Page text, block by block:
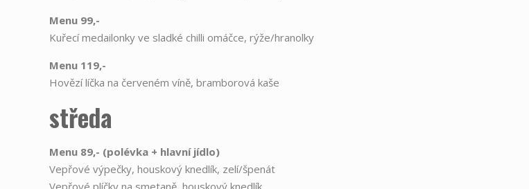
Menu 99,-
Kuřecí medailonky ve sladké chilli omáčce, rýže/hranolky
Menu 119,-
Hovězí líčka na červeném víně, bramborová kaše
středa
Menu 89,- (polévka + hlavní jídlo)
Vepřové výpečky, houskový knedlík, zelí/špenát
Vepřové plíčky na smetaně, houskový knedlík